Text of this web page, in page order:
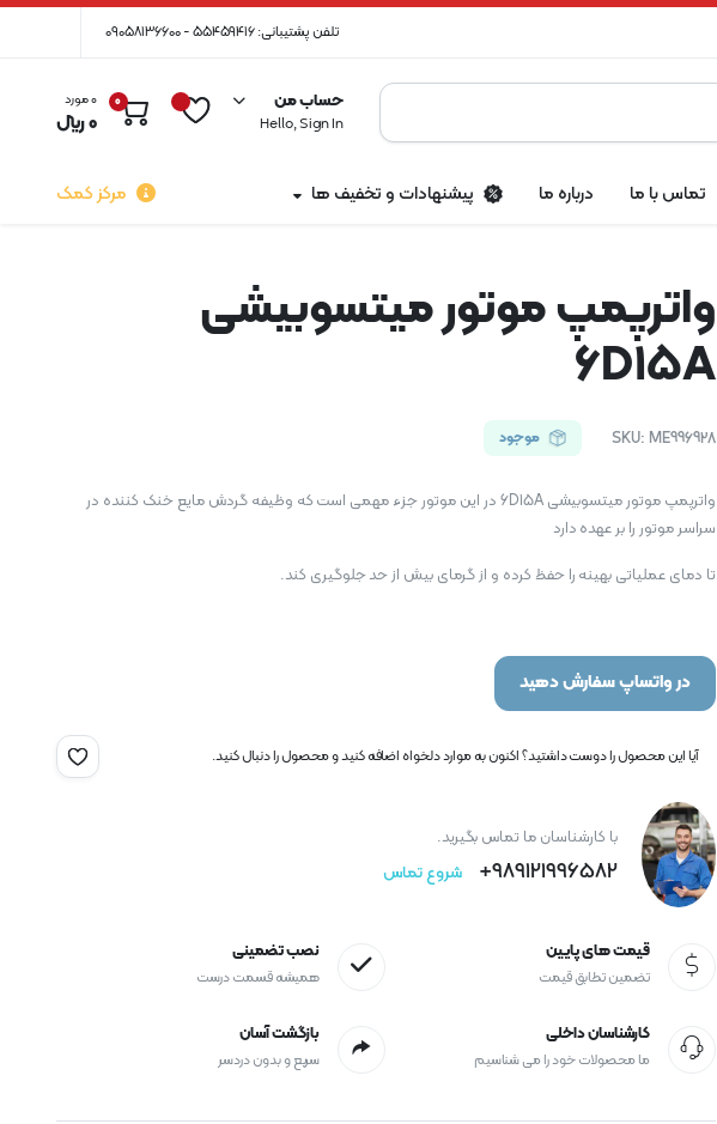
تلفن پشتیبانی: 55459416 - 09058136600
حساب من
Hello, Sign In
0 0 مورد
0﷼
تماس با ما درباره ما پیشنهادات و تخفیف ها مرکز کمک
واترپمپ موتور میتسوبیشی
6D15A
SKU: ME996928 موجود
واترپمپ موتور میتسوبیشی 6D15A در این موتور جزء مهمی است که وظیفه گردش مایع خنک کننده در
سراسر موتور را بر عهده دارد
تا دمای عملیاتی بهینه را حفظ کرده و از گرمای بیش از حد جلوگیری کند.
در واتساپ سفارش دهید
آیا این محصول را دوست داشتید؟ اکنون به موارد دلخواه اضافه کنید و محصول را دنبال کنید.
با کارشناسان ما تماس بگیرید.
989121996582+ شروع تماس
قیمت های پایین
تضمین تطابق قیمت
نصب تضمینی
همیشه قسمت درست
کارشناسان داخلی
ما محصولات خود را می شناسیم
بازگشت آسان
سریع و بدون دردسر